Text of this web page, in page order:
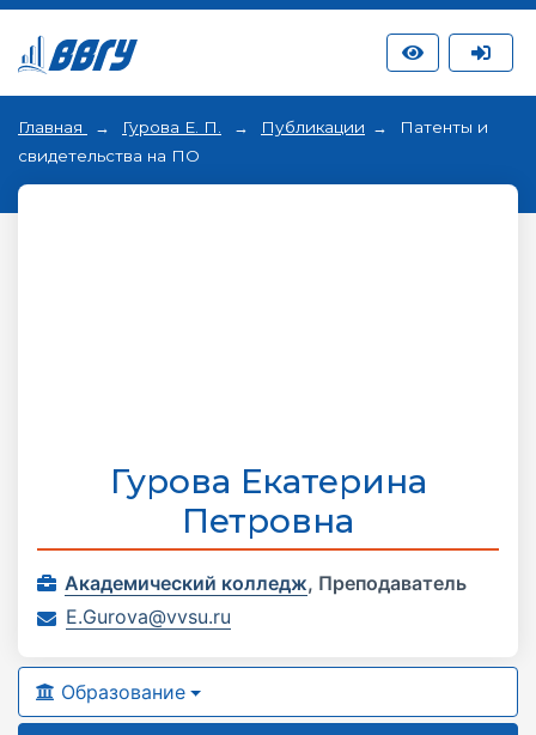
Главная Гурова Е. П. Публикации
Патенты и
свидетельства на ПО
Гурова Екатерина
Петровна
Академический колледж, Преподаватель
E.Gurova@vvsu.ru
Образование